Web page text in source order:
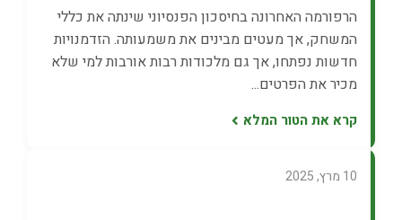
הרפורמה האחרונה בחיסכון הפנסיוני שינתה את כללי
המשחק, אך מעטים מבינים את משמעותה. הזדמנויות
חדשות נפתחו, אך גם מלכודות רבות אורבות למי שלא
מכיר את הפרטים...
קרא את הטור המלא
10 מרץ, 2025